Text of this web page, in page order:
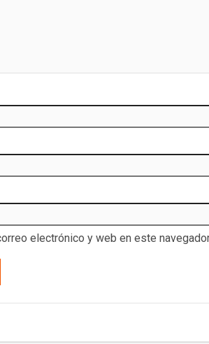
electrónico y web en este